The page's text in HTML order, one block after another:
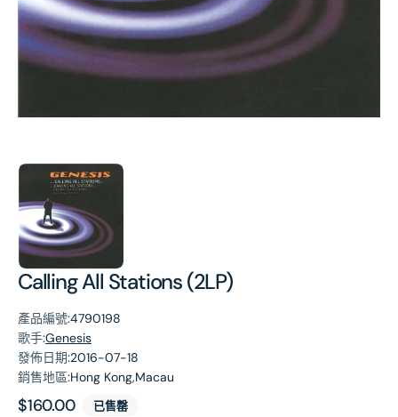
Calling All Stations (2LP)
產品編號:4790198
歌手:Genesis
發佈日期:2016-07-18
銷售地區:Hong Kong,Macau
原
$160.00 已售罄
中
開
啟
第
張